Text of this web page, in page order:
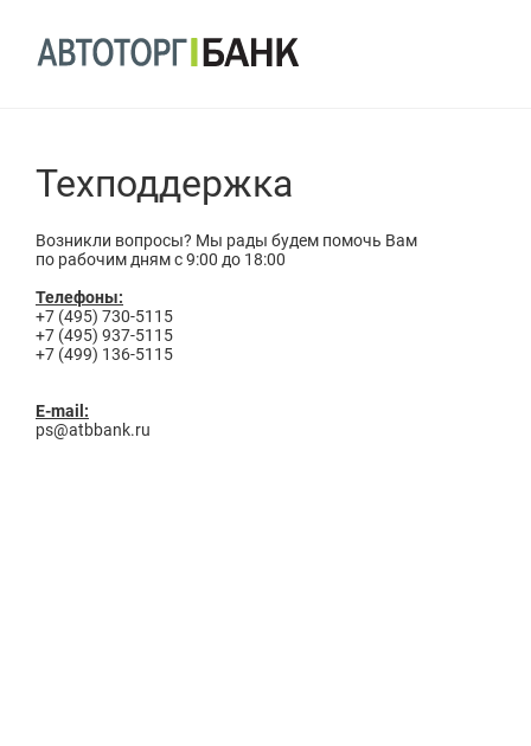
Техподдержка
Возникли вопросы? Мы рады будем помочь Вам
по рабочим дням с 9:00 до 18:00
Телефоны:
+7 (495) 730-5115
+7 (495) 937-5115
+7 (499) 136-5115
E-mail:
ps@atbbank.ru